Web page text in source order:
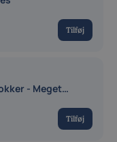
Tilføj
- Meget
Tilføj